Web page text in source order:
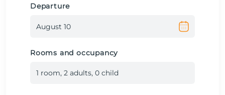
Departure
Rooms and occupancy
1 room, 2 adults, 0 child